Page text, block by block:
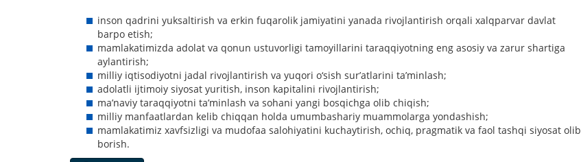
inson qadrini yuksaltirish va erkin fuqarolik jamiyatini yanada rivojlantirish orqali xalqparvar davlat
barpo etish;
mamlakatimizda adolat va qonun ustuvorligi tamoyillarini taraqqiyotning eng asosiy va zarur shartiga
aylantirish;
milliy iqtisodiyotni jadal rivojlantirish va yuqori o‘sish surʼatlarini taʼminlash;
adolatli ijtimoiy siyosat yuritish, inson kapitalini rivojlantirish;
maʼnaviy taraqqiyotni taʼminlash va sohani yangi bosqichga olib chiqish;
milliy manfaatlardan kelib chiqqan holda umumbashariy muammolarga yondashish;
mamlakatimiz xavfsizligi va mudofaa salohiyatini kuchaytirish, ochiq, pragmatik va faol tashqi siyosat olib
borish.